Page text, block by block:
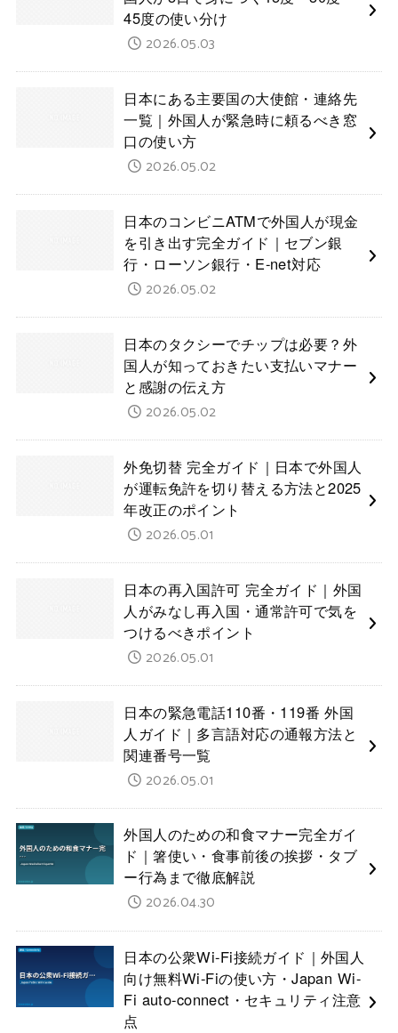
45度の使い分け
2026.05.03
日本にある主要国の大使館・連絡先
一覧｜外国人が緊急時に頼るべき窓
口の使い方
2026.05.02
日本のコンビニATMで外国人が現金
を引き出す完全ガイド｜セブン銀
行・ローソン銀行・E-net対応
2026.05.02
日本のタクシーでチップは必要？外
国人が知っておきたい支払いマナー
と感謝の伝え方
2026.05.02
外免切替 完全ガイド｜日本で外国人
が運転免許を切り替える方法と2025
年改正のポイント
2026.05.01
日本の再入国許可 完全ガイド｜外国
人がみなし再入国・通常許可で気を
つけるべきポイント
2026.05.01
日本の緊急電話110番・119番 外国
人ガイド｜多言語対応の通報方法と
関連番号一覧
2026.05.01
外国人のための和食マナー完全ガイ
ド｜箸使い・食事前後の挨拶・タブ
ー行為まで徹底解説
2026.04.30
日本の公衆Wi-Fi接続ガイド｜外国人
向け無料Wi-Fiの使い方・Japan Wi-
Fi auto-connect・セキュリティ注意
点